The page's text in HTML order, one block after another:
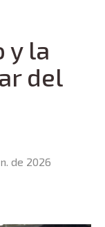
y la
del
de 2026